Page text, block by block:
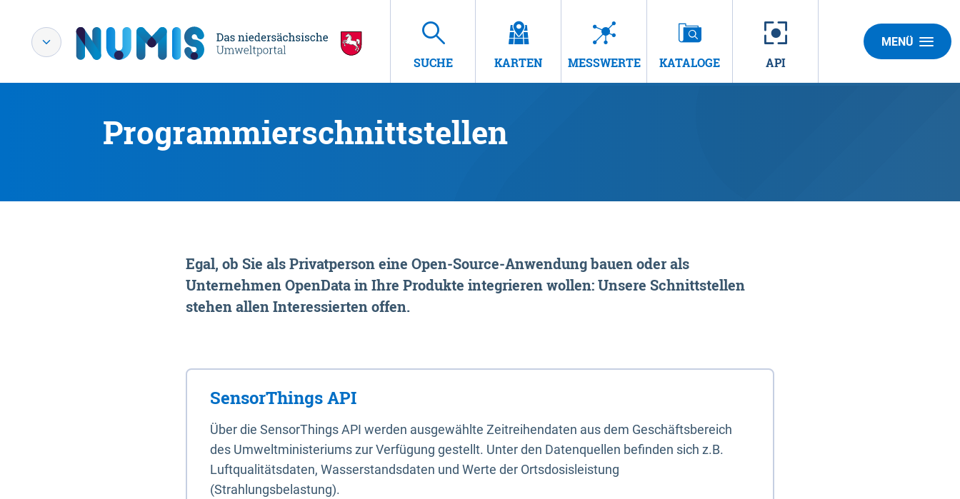
SUCHE KARTEN MESSWERTE KATALOGE API
MENÜ
Programmierschnittstellen
Egal, ob Sie als Privatperson eine Open-Source-Anwendung bauen oder als
Unternehmen OpenData in Ihre Produkte integrieren wollen: Unsere Schnittstellen
stehen allen Interessierten offen.
SensorThings API
Über die SensorThings API werden ausgewählte Zeitreihendaten aus dem Geschäftsbereich
des Umweltministeriums zur Verfügung gestellt. Unter den Datenquellen befinden sich z.B.
Luftqualitätsdaten, Wasserstandsdaten und Werte der Ortsdosisleistung
(Strahlungsbelastung).